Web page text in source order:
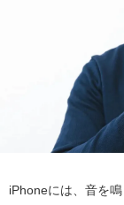
iPhoneには、音を